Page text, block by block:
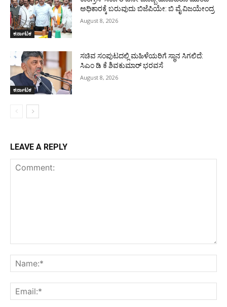
ಕರ್ನಾಟಕ
ಅಧಿಕಾರಕ್ಕೆ ಬರುವುದು ಬಿಜೆಪಿಯೇ: ಬಿ ವೈ ವಿಜಯೇಂದ್ರ
August 8, 2026
ಕರ್ನಾಟಕ
ಸಚಿವ ಸಂಪುಟದಲ್ಲಿ ಮಹಿಳೆಯರಿಗೆ ಸ್ಥಾನ ಸಿಗಲಿದೆ:
ಸಿಎಂ ಡಿ ಕೆ ಶಿವಕುಮಾರ್ ಭರವಸೆ
August 8, 2026
LEAVE A REPLY